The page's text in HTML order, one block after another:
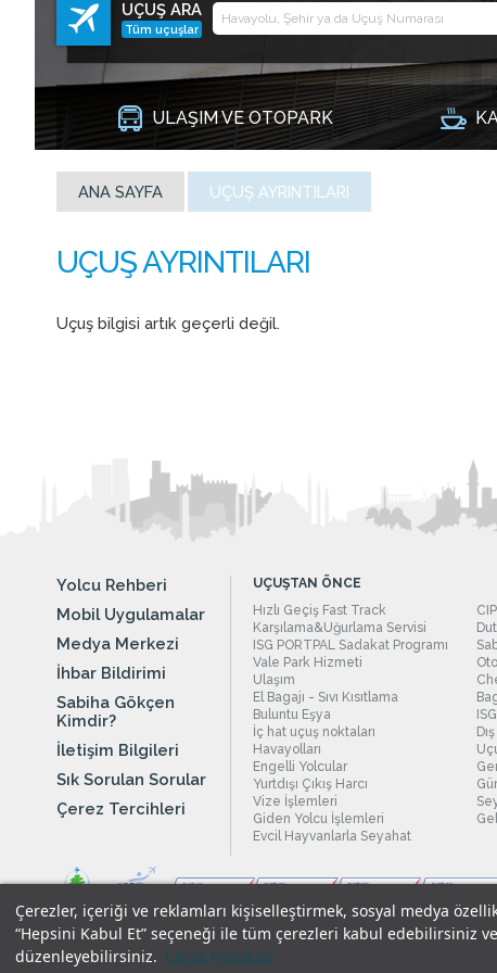
Çerezler, içeriği ve reklamları kişiselleştirmek, sosyal medya
“Hepsini Kabul Et” seçeneği ile tüm çerezleri kabul edebilirsiniz
düzenleyebilirsiniz. Çerez Politikası
UÇUŞ ARA
Tüm uçuşlar
ULAŞIM VE OTOPARK
ANA SAYFA UÇUŞ AYRINTILARI
Uçuş bilgisi artık geçerli değil.
Yolcu Rehberi
Mobil Uygulamalar
Medya Merkezi
İhbar Bildirimi
Sabiha Gökçen
Kimdir?
İletişim Bilgileri
Sık Sorulan Sorular
Çerez Tercihleri
UÇUŞTAN ÖNCE
Hızlı Geçiş Fast Track
Karşılama&Uğurlama Servisi
ISG PORTPAL Sadakat Programı
Vale Park Hizmeti
Ulaşım
El Bagajı - Sıvı Kısıtlama
Buluntu Eşya
İç hat uçuş noktaları
Havayolları
Engelli Yolcular
Yurtdışı Çıkış Harcı
Vize İşlemleri
Giden Yolcu İşlemleri
Evcil Hayvanlarla Seyahat
Yasal Uyarılar Çerez Politikamız